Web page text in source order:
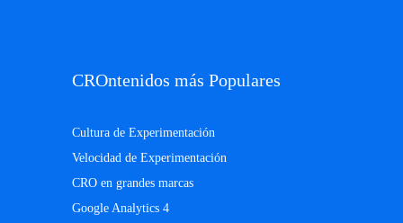
CROntenidos más Populares
Cultura de Experimentación
Velocidad de Experimentación
CRO en grandes marcas
Google Analytics 4